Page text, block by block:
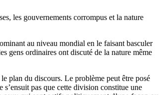
les gouvernements corrompus et la nature
au niveau mondial en le faisant basculer
gens ordinaires ont discuté de la nature même
plan du discours. Le problème peut être posé
pas que cette division constitue une